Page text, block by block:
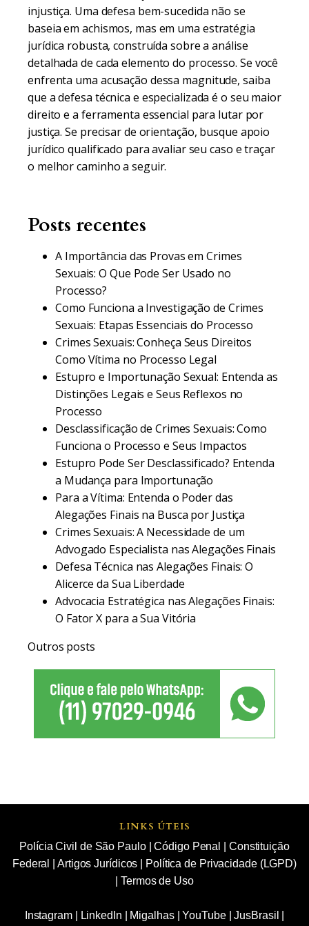
injustiça. Uma defesa bem-sucedida não se
baseia em achismos, mas em uma estratégia
jurídica robusta, construída sobre a análise
detalhada de cada elemento do processo. Se você
enfrenta uma acusação dessa magnitude, saiba
que a defesa técnica e especializada é o seu maior
direito e a ferramenta essencial para lutar por
justiça. Se precisar de orientação, busque apoio
jurídico qualificado para avaliar seu caso e traçar
o melhor caminho a seguir.
Posts recentes
A Importância das Provas em Crimes
Sexuais: O Que Pode Ser Usado no
Processo?
Como Funciona a Investigação de Crimes
Sexuais: Etapas Essenciais do Processo
Crimes Sexuais: Conheça Seus Direitos
Como Vítima no Processo Legal
Estupro e Importunação Sexual: Entenda as
Distinções Legais e Seus Reflexos no
Processo
Desclassificação de Crimes Sexuais: Como
Funciona o Processo e Seus Impactos
Estupro Pode Ser Desclassificado? Entenda
a Mudança para Importunação
Para a Vítima: Entenda o Poder das
Alegações Finais na Busca por Justiça
Crimes Sexuais: A Necessidade de um
Advogado Especialista nas Alegações Finais
Defesa Técnica nas Alegações Finais: O
Alicerce da Sua Liberdade
Advocacia Estratégica nas Alegações Finais:
O Fator X para a Sua Vitória
Outros posts
LINKS ÚTEIS
Polícia Civil de São Paulo|Código Penal
Constituição
Federal
Artigos Jurídicos
Política de Privacidade (LGPD)
|Termos de Uso
Instagram| LinkedIn Migalhas|YouTube|JusBrasil